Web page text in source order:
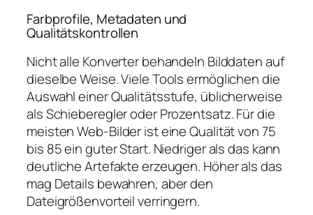
Farbprofile, Metadaten und
Qualitätskontrollen
Nicht alle Konverter behandeln Bilddaten auf
dieselbe Weise. Viele Tools ermöglichen die
Auswahl einer Qualitätsstufe, üblicherweise
als Schieberegler oder Prozentsatz. Für die
meisten Web-Bilder ist eine Qualität von 75
bis 85 ein guter Start. Niedriger als das kann
deutliche Artefakte erzeugen. Höher als das
mag Details bewahren, aber den
Dateigrößenvorteil verringern.